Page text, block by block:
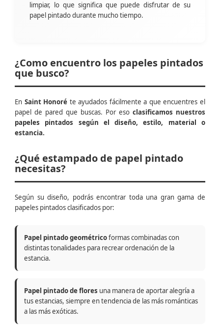
limpiar, lo que significa que puede disfrutar de su
papel pintado durante mucho tiempo.
¿Como encuentro los papeles pintados
que busco?
En Saint Honoré te ayudados fácilmente a que encuentres el
papel de pared que buscas. Por eso clasificamos nuestros
papeles pintados según el diseño, estilo, material o
estancia.
¿Qué estampado de papel pintado
necesitas?
Según su diseño, podrás encontrar toda una gran gama de
papeles pintados clasificados por:
Papel pintado geométricoformas combinadas con
distintas tonalidades para recrear ordenación de la
estancia.
Papel pintado de flores una manera de aportar alegría a
tus estancias, siempre en tendencia de las más románticas
a las más exóticas.